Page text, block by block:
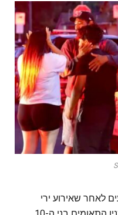
לאחר שאירוע ירי